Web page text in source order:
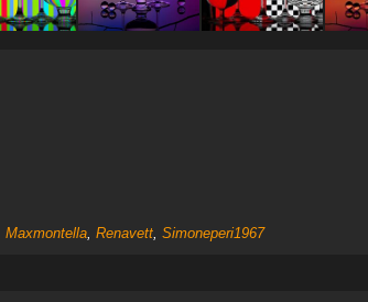
Maxmontella, Renavett, Simoneperi1967